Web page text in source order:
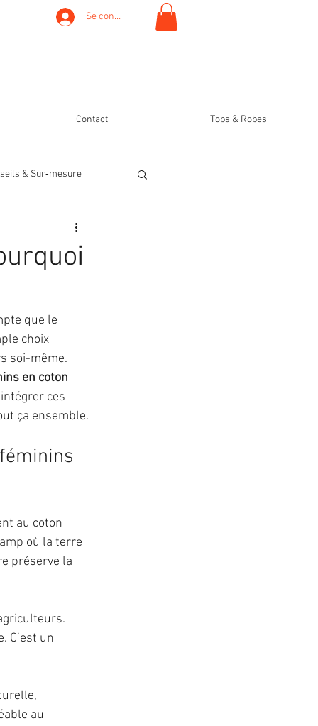
Se connecter
Contact Tops & Robes
& Sur‑mesure
que le
choix
soi-même.
en coton
ces
ça ensemble.
au coton
où la terre
préserve la
C’est un
au